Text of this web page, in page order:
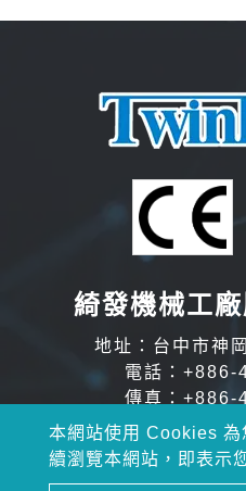
本網站使用 Cookies 為
續瀏覽本網站，即表示
綺發機械工
地址：台中市神
電話： +886-
傳真：
Email：
Copyright © 2026 綺發機